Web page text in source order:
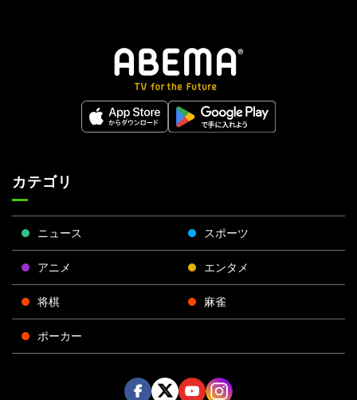
カテゴリ
ニュース スポーツ
アニメ エンタメ
将棋 麻雀
ポーカー